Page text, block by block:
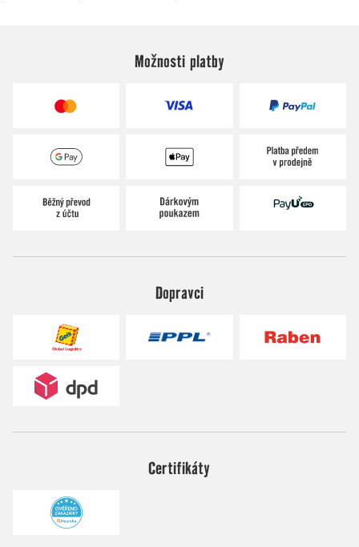
Možnosti platby
Dopravci
Certifikáty